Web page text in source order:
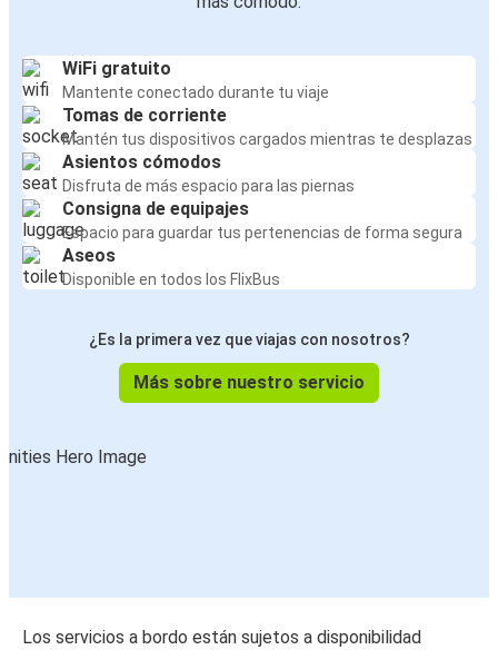
WiFi gratuito
Mantente conectado durante tu viaje
Tomas de corriente
Mantén tus dispositivos cargados mientras te desplazas
Asientos cómodos
Disfruta de más espacio para las piernas
Consigna de equipajes
Espacio para guardar tus pertenencias de forma segura
Aseos
Disponible en todos los FlixBus
¿Es la primera vez que viajas con nosotros?
Más sobre nuestro servicio
Los servicios a bordo están sujetos a disponibilidad